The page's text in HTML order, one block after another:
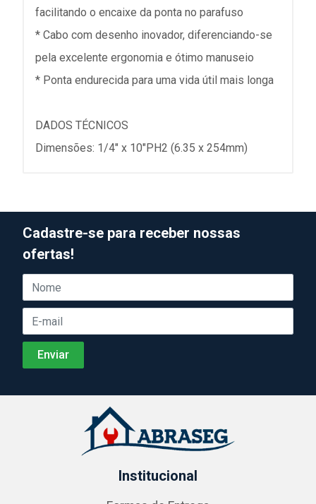
facilitando o encaixe da ponta no parafuso
* Cabo com desenho inovador, diferenciando-se
pela excelente ergonomia e ótimo manuseio
* Ponta endurecida para uma vida útil mais longa
DADOS TÉCNICOS
Dimensões: 1/4" x 10"PH2 (6.35 x 254mm)
Cadastre-se para receber nossas
ofertas!
Institucional